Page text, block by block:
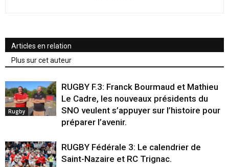
Articles en relation
Plus sur cet auteur
Rugby
RUGBY F.3: Franck Bourmaud et Mathieu
Le Cadre, les nouveaux présidents du
SNO veulent s’appuyer sur l’histoire pour
préparer l’avenir.
RUGBY Fédérale 3: Le calendrier de
Saint-Nazaire et RC Trignac.